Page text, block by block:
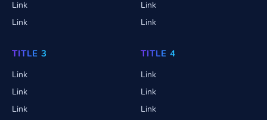
Link
Link
Link
Link
TITLE 3
Link
Link
Link
TITLE 4
Link
Link
Link